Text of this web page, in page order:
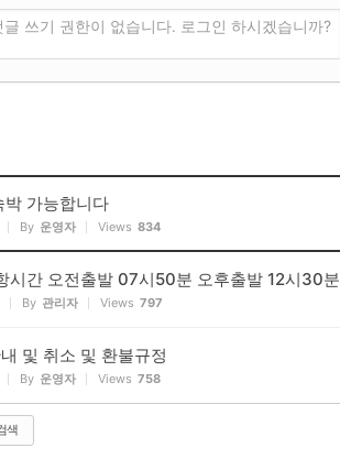
글 쓰기 권한이 없습니다. 로그인 하시겠습니까?
박 가능합니다
By 운영자 Views 834
시간 오전출발 07시50분 오후출발 12시30분
By 관리자 Views 797
및 취소 및 환불규정
By 운영자 Views 758
색